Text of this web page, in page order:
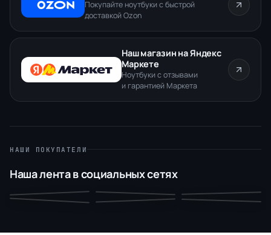
Покупайте ноутбуки с быстрой
доставкой Ozon
Наш магазин на Яндекс
Маркете
Ноутбуки с отзывами
и гарантией Маркета
НАШИ ПОКУПАТЕЛИ
Наша лента в социальных сетях